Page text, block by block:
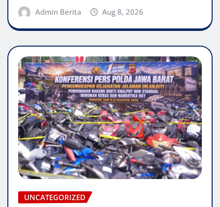
Admin Berita Aug 8, 2026
UNCATEGORIZED